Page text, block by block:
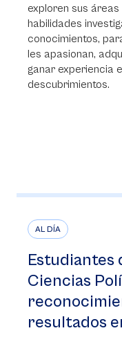
exploren sus
habilidades
conocimientos,
les apasionan,
ganar experiencia
descubrimientos.
AL DÍA
Estudiantes
Ciencias
resultados